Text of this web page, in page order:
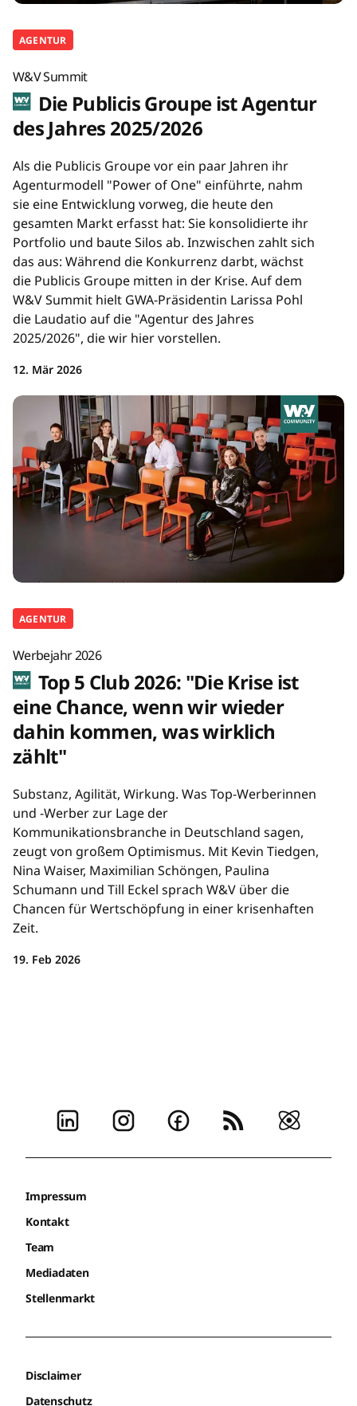
AGENTUR
W&V Summit
Die Publicis Groupe ist Agentur
des Jahres 2025/2026
Als die Publicis Groupe vor ein paar Jahren ihr
Agenturmodell "Power of One" einführte, nahm
sie eine Entwicklung vorweg, die heute den
gesamten Markt erfasst hat: Sie konsolidierte ihr
Portfolio und baute Silos ab. Inzwischen zahlt sich
das aus: Während die Konkurrenz darbt, wächst
die Publicis Groupe mitten in der Krise. Auf dem
W&V Summit hielt GWA-Präsidentin Larissa Pohl
die Laudatio auf die "Agentur des Jahres
2025/2026", die wir hier vorstellen.
12. Mär 2026
AGENTUR
Werbejahr 2026
Top 5 Club 2026: "Die Krise ist
eine Chance, wenn wir wieder
dahin kommen, was wirklich
zählt"
Substanz, Agilität, Wirkung. Was Top-Werberinnen
und -Werber zur Lage der
Kommunikationsbranche in Deutschland sagen,
zeugt von großem Optimismus. Mit Kevin Tiedgen,
Nina Waiser, Maximilian Schöngen, Paulina
Schumann und Till Eckel sprach W&V über die
Chancen für Wertschöpfung in einer krisenhaften
Zeit.
19. Feb 2026
Impressum
Kontakt
Team
Mediadaten
Stellenmarkt
Disclaimer
Datenschutz